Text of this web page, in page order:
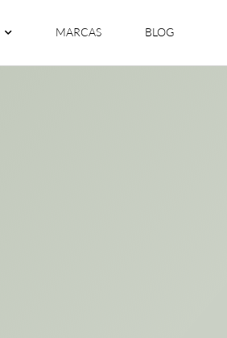
MARCAS BLOG